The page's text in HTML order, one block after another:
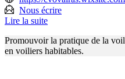
Nous écrire
Lire la suite
Promouvoir la pratique de la
en voiliers habitables.